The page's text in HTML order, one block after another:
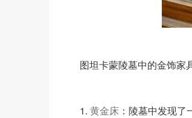
图坦卡蒙陵墓中的金饰家
1. 黄金床 ：陵墓中发现